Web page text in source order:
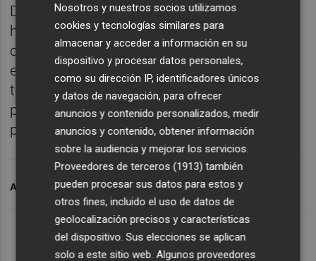
De esta manera, con la amenaza de una
huelga indefinida que repercuta de forma
clara en una campaña que, como siempre,
está llena de luces y sombras; las partes
tienen este lunes una nueva oportunidad
para desbloquear una negociación marcada
por la inflación reinante.
ARCHIVADO EN CÍTRICOS UE
Nosotros y nuestros socios utilizamos
cookies y tecnologías similares para
almacenar y acceder a información en su
dispositivo y procesar datos personales,
como su dirección IP, identificadores únicos
y datos de navegación, para ofrecer
anuncios y contenido personalizados, medir
anuncios y contenido, obtener información
sobre la audiencia y mejorar los servicios.
Proveedores de terceros (1913) también
pueden procesar sus datos para estos y
otros fines, incluido el uso de datos de
geolocalización precisos y características
del dispositivo. Sus elecciones se aplican
solo a este sitio web. Algunos proveedores